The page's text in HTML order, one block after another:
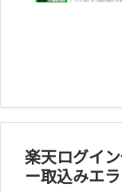
楽天ログイ
ー取込みエ